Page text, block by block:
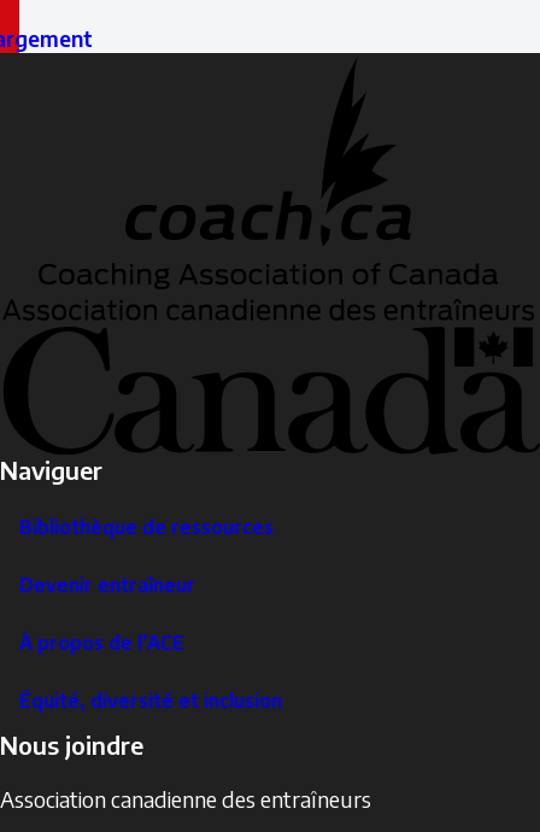
Naviguer
Bibliothèque de ressources
Devenir entraîneur
À propos de l’ACE
Équité, diversité et inclusion
Nous joindre
Association canadienne des entraîneurs